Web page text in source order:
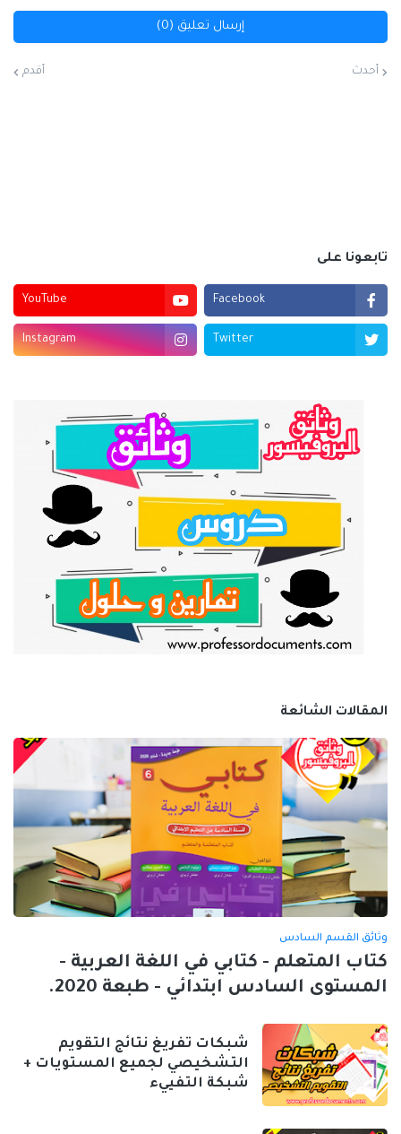
إرسال تعليق (0)
أحدث أقدم
تابعونا على
Facebook
YouTube
Twitter
Instagram
المقالات الشائعة
وثائق القسم السادس
كتاب المتعلم - كتابي في اللغة العربية -
المستوى السادس ابتدائي - طبعة 2020.
شبكات تفريغ نتائج التقويم
التشخيصي لجميع المستويات +
شبكة التفييء